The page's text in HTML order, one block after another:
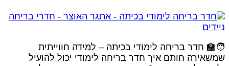
חדר בריחה לימודי בכיתה – למידה חווייתית
חותם איך חדר בריחה לימודי יכול להועיל